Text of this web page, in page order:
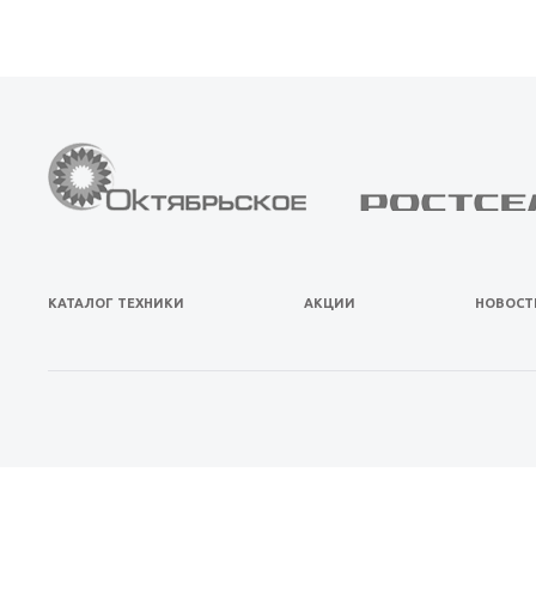
КАТАЛОГ ТЕХНИКИ АКЦИИ